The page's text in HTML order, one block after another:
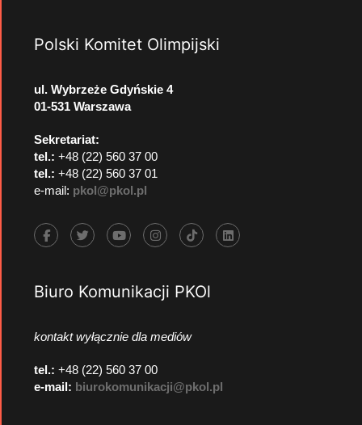
Polski Komitet Olimpijski
ul. Wybrzeże Gdyńskie 4
01-531 Warszawa
Sekretariat:
tel.: +48 (22) 560 37 00
tel.: +48 (22) 560 37 01
e-mail: pkol@pkol.pl
Biuro Komunikacji PKOl
kontakt wyłącznie dla mediów
tel.: +48 (22) 560 37 00
e-mail: biurokomunikacji@pkol.pl